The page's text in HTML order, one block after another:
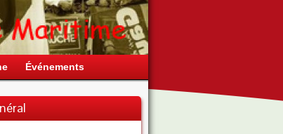
Événements